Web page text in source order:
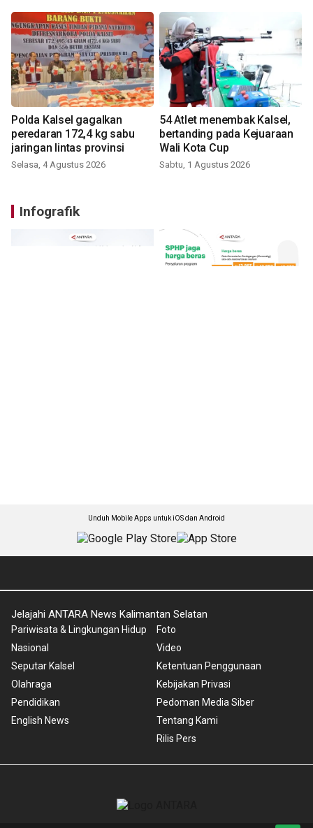
Polda Kalsel gagalkan
peredaran 172,4 kg sabu
jaringan lintas provinsi
Selasa, 4 Agustus 2026
54 Atlet menembak Kalsel,
bertanding pada Kejuaraan
Wali Kota Cup
Sabtu, 1 Agustus 2026
Infografik
Unduh Mobile Apps untuk iOS dan Android
Jelajahi ANTARA News Kalimantan Selatan
Pariwisata & Lingkungan Hidup
Nasional
Seputar Kalsel
Olahraga
Pendidikan
English News
Foto
Video
Ketentuan Penggunaan
Kebijakan Privasi
Pedoman Media Siber
Tentang Kami
Rilis Pers